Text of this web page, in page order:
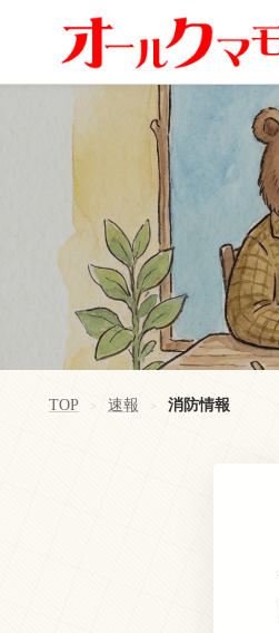
TOP > 速報 > 消防情報